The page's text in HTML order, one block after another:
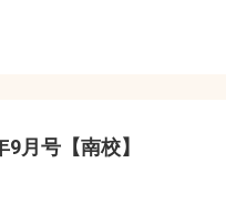
月号【南校】